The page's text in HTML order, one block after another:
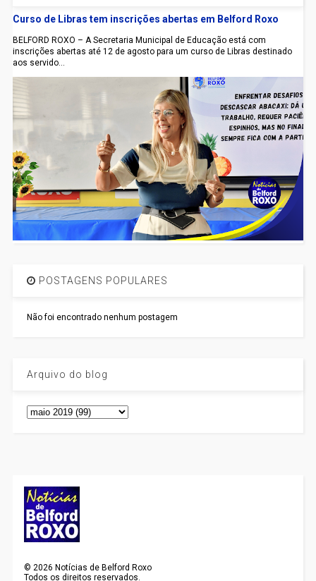
Curso de Libras tem inscrições abertas em Belford Roxo
BELFORD ROXO – A Secretaria Municipal de Educação está com
inscrições abertas até 12 de agosto para um curso de Libras destinado
aos servido...
POSTAGENS POPULARES
Não foi encontrado nenhum postagem
Arquivo do blog
©2026 Notícias de Belford Roxo
Todos os direitos reservados.